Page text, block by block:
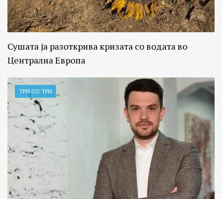
Сушата ја разоткрива кризата со водата во
Централна Европа
ТРИ СО ТРИ